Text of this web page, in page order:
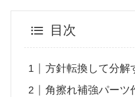
目次
方針転換して分解
角擦れ補強パーツ